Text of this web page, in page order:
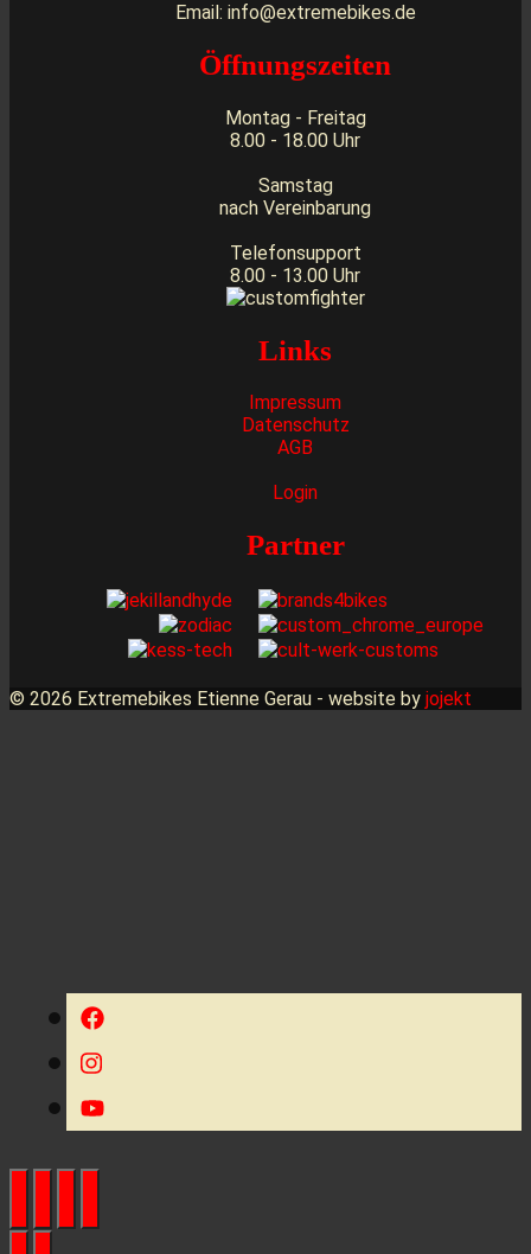
Email: info@extremebikes.de
Öffnungszeiten
Montag - Freitag
8.00 - 18.00 Uhr
Samstag
nach Vereinbarung
Telefonsupport
8.00 - 13.00 Uhr
Links
Impressum
Datenschutz
AGB
Login
Partner
© 2026 Extremebikes Etienne Gerau - website by jojekt